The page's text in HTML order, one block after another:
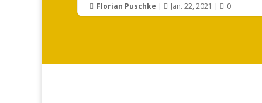
 Florian Puschke |  Jan. 22, 2021 |  0